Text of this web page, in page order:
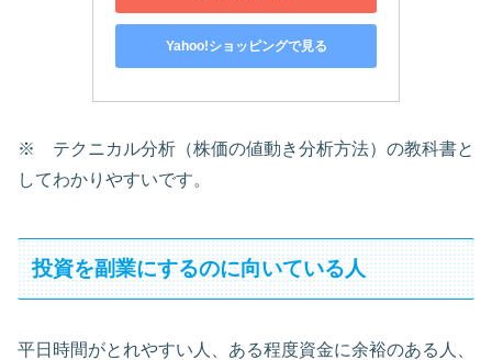
Yahoo!ショッピングで見る
※ テクニカル分析（株価の値動き分析方法）の教科書と
してわかりやすいです。
投資を副業にするのに向いている人
平日時間がとれやすい人、ある程度資金に余裕のある人、